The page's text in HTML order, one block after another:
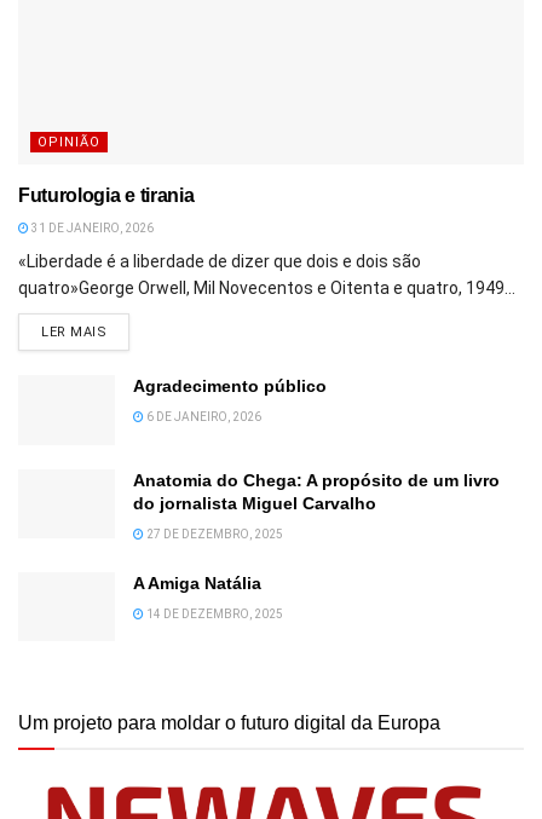
OPINIÃO
Futurologia e tirania
31 DE JANEIRO, 2026
«Liberdade é a liberdade de dizer que dois e dois são
quatro»George Orwell, Mil Novecentos e Oitenta e quatro, 1949...
LER MAIS
Agradecimento público
6 DE JANEIRO, 2026
Anatomia do Chega: A propósito de um livro
do jornalista Miguel Carvalho
27 DE DEZEMBRO, 2025
A Amiga Natália
14 DE DEZEMBRO, 2025
Um projeto para moldar o futuro digital da Europa